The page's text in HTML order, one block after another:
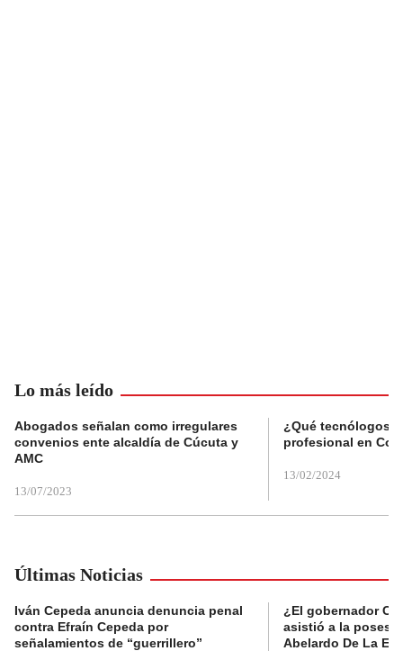
Lo más leído
Abogados señalan como irregulares
convenios ente alcaldía de Cúcuta y
AMC
13/07/2023
¿Qué tecnólogos
profesional en
13/02/2024
Últimas Noticias
Iván Cepeda anuncia denuncia penal
contra Efraín Cepeda por
señalamientos de “guerrillero”
¿El gobernador
asistió a la
Abelardo De La